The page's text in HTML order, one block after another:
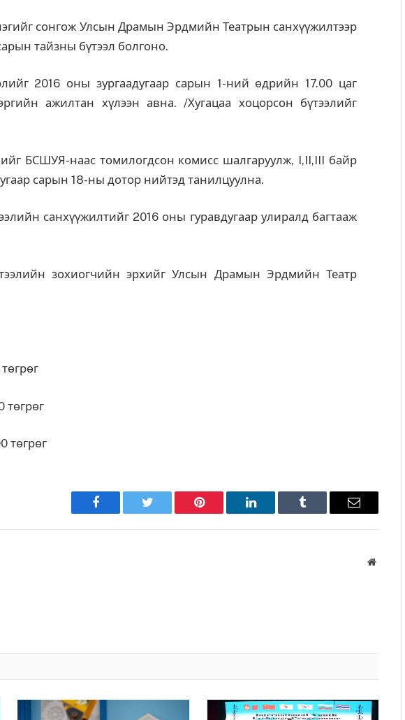
сонгож Улсын Драмын Эрдмийн Театрын санхүүжилтээр
тайзны бүтээл болгоно.
2016 оны зургаадугаар сарын 1-ний өдрийн 17.00 цаг
ажилтан хүлээн авна. /Хугацаа хоцорсон бүтээлийг
БСШУЯ-наас томилогдсон комисс шалгаруулж, I,II,III байр
сарын 18-ны дотор нийтэд танилцуулна.
санхүүжилтийг 2016 оны гуравдугаар улиралд багтааж
зохиогчийн эрхийг Улсын Драмын Эрдмийн Театр
төгрөг
төгрөг
Facebook Twitter Pinterest LinkedIn Tumblr Имэйл
Вэбсайт